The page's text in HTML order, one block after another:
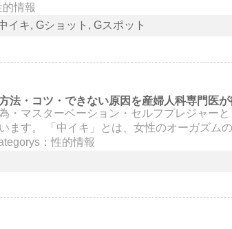
的情報
イキ Gショット Gスポット
法・コツ・できない原因を産婦人科専門医が
・マスターベーション・セルフプレジャー
ます。 「中イキ」とは、女性のオーガズム
：性的情報